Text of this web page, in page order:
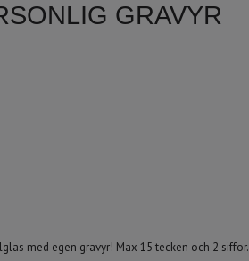
GRAVYR
med egen gravyr! Max 15 tecken och 2 siffor.